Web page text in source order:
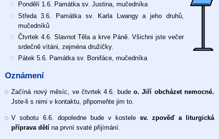
Trojice,
31.
2026
Pondělí 1.6. Památka sv. Justina, mučedníka
Středa 3.6. Památka sv. Karla Lwangy a jeho druhů,
mučedníků
Čtvrtek 4.6. Slavnot Těla a krve Páně. Všichni jste večer
srdečně vítáni, zejména družičky.
Pátek 5.6. Památka sv. Bonifáce, mučedníka
Oznámení
Začíná nový měsíc, ve čtvrtek 4.6. bude o. Jiří obcházet nemocné.
Jste-li s nimi v kontaktu, připomeňte jim to.
V sobotu 6.6. dopoledne bude v kostelesv. zpověď a liturgická
příprava dětína první svaté přijímání.